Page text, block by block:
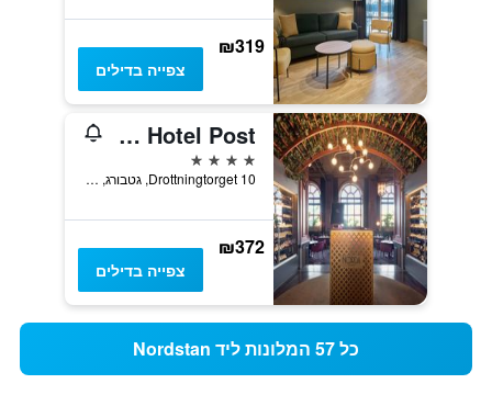
₪319
צפייה בדילים
Clarion Hotel Post
4 כוכבים
Drottningtorget 10, גטבורג, יטאלנד המערבית, שוודיה
₪372
צפייה בדילים
כל 57 המלונות ליד Nordstan